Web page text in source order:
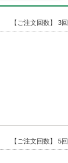
【ご注文回数】 3回
【ご注文回数】 5回